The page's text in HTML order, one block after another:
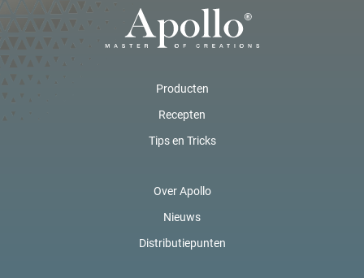
Producten
Recepten
Tips en Tricks
Over Apollo
Nieuws
Distributiepunten